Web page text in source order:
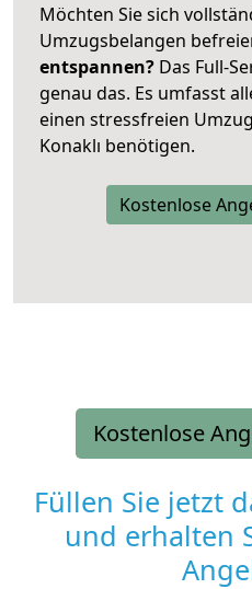
Möchten Sie sich
Umzugsbelangen
entspannen? Das Full-
genau das. Es umfasst
einen stressfreien
Konaklı benötigen.
Kostenlose
Kostenlose
Füllen Sie jetzt
und erhalten